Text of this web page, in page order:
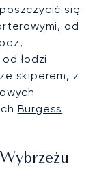
się
od
łodzi
skiperem, z
Burgess